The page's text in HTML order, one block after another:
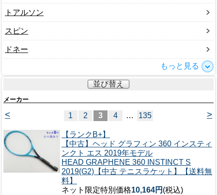
トアルソン
スピン
ドネー
もっと見る
並び替え
メーカー
< >
1 2 3 4 … 135
【ランクB+】
【中古】ヘッド グラフィン 360 インスティ
ンクト エス 2019年モデル
HEAD GRAPHENE 360 INSTINCT S
2019(G2)【中古 テニスラケット】【送料無
料】
ネット限定特別価格10,164円 (税込)